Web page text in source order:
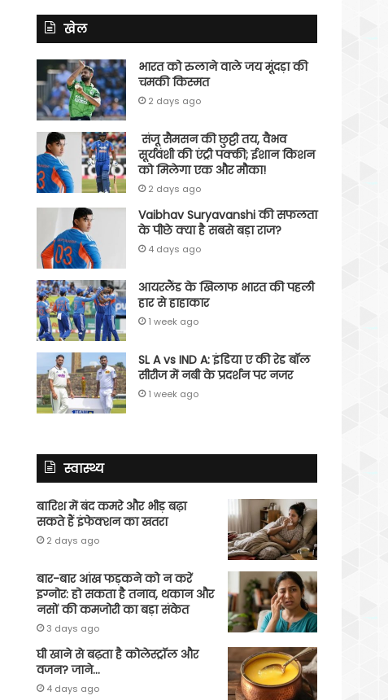
खेल
भारत को रुलाने वाले जय मूंदड़ा की
चमकी किस्मत
2 days ago
संजू सैमसन की छुट्टी तय, वैभव
सूर्यवंशी की एंट्री पक्की; ईशान किशन
को मिलेगा एक और मौका!
2 days ago
Vaibhav Suryavanshi की सफलता
के पीछे क्या है सबसे बड़ा राज?
4 days ago
आयरलैंड के खिलाफ भारत की पहली
हार से हाहाकार
1 week ago
SL A vs IND A: इंडिया ए की रेड बॉल
सीरीज में नबी के प्रदर्शन पर नजर
1 week ago
स्वास्थ्य
बारिश में बंद कमरे और भीड़ बढ़ा
सकते हैं इंफेक्शन का खतरा
2 days ago
बार-बार आंख फड़कने को न करें
इग्नोर: हो सकता है तनाव, थकान और
नसों की कमजोरी का बड़ा संकेत
3 days ago
घी खाने से बढ़ता है कोलेस्ट्रॉल और
वजन? जाने…
4 days ago